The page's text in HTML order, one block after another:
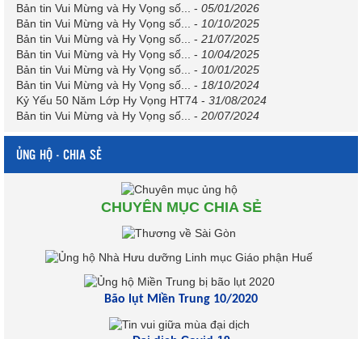
Bản tin Vui Mừng và Hy Vọng số...
- 05/01/2026
Bản tin Vui Mừng và Hy Vọng số...
- 10/10/2025
Bản tin Vui Mừng và Hy Vọng số...
- 21/07/2025
Bản tin Vui Mừng và Hy Vọng số...
- 10/04/2025
Bản tin Vui Mừng và Hy Vọng số...
- 10/01/2025
Bản tin Vui Mừng và Hy Vọng số...
- 18/10/2024
Kỷ Yếu 50 Năm Lớp Hy Vọng HT74 - 31/08/2024
Bản tin Vui Mừng và Hy Vọng số...
- 20/07/2024
ỦNG HỘ - CHIA SẺ
CHUYÊN MỤC CHIA SẺ
Bão lụt Miền Trung 10/2020